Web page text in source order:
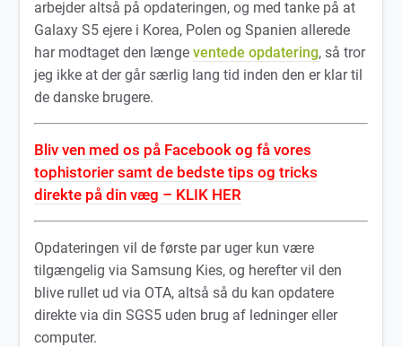
arbejder altså på opdateringen, og med tanke på at
Galaxy S5 ejere i Korea, Polen og Spanien allerede
har modtaget den længeventede opdatering, så tror
jeg ikke at der går særlig lang tid inden den er klar til
de danske brugere.
Bliv ven med os på Facebook og få vores
tophistorier samt de bedste tips og tricks
direkte på din væg – KLIK HER
Opdateringen vil de første par uger kun være
tilgængelig via Samsung Kies, og herefter vil den
blive rullet ud via OTA, altså så du kan opdatere
direkte via din SGS5 uden brug af ledninger eller
computer.